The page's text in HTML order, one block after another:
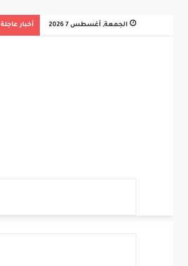
الجمعة, أغسطس 7 2026 أخبار عاجلة